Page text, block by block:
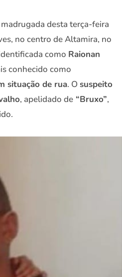
desta terça-feira
no centro de Altamira, no
como Raionan
conhecido como
situação de rua. O suspeito
, apelidado de “Bruxo”,